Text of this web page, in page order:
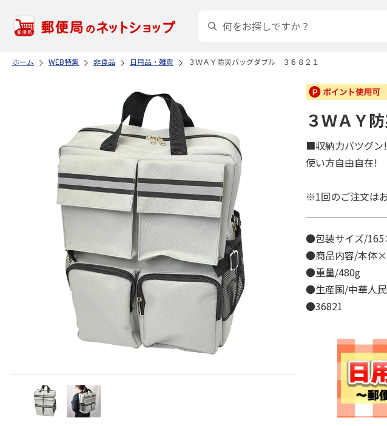
ホーム WEB特集 非食品 日用品・雑貨 ３ＷＡＹ防災バッグダブル ３６８２１
３ＷＡＹ
■収納力バツグン
使い方自由自在!
※1回のご注文は
●包装サイズ/
●商品内容/本体
●重量/480g
●生産国/中華人
●36821